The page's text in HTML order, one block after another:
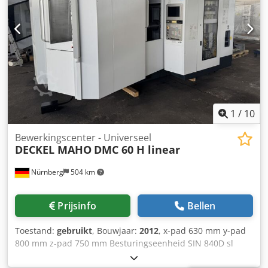
sinds vervanging) Dodpfx Aozdtacjmtokr CNC-besturing
HEIDENHAIN iTNC530 Pallettentafel PPC 320x320 mm, 7-
voudig palletwisselsysteem, 68-voudig
gereedschapswisselsysteem, 1 Koelaggregaat BURN, 1
afzuigsysteem KELLER L-Cut, bouwjaar: 2012, Insteltaster
PS 32 (zonder verdere accessoires) In de prijs is
inbegrepen: demontage, transport en belading op uw
vrachtwagen!
1 / 10
Nürnberg 504 km
Bewerkingscenter - Universeel
DECKEL MAHO DMC 60 H linear
Prijsinfo Bellen
Toestand: gebruikt, Bouwjaar: 2012, x-pad 630 mm y-pad
800 mm z-pad 750 mm Besturingseenheid SIN 840D sl
Siemens B - as 360 x 0,001 ° A - as -200 -- +25 x 0,001 °